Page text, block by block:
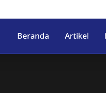
Kab.
Beranda Artikel